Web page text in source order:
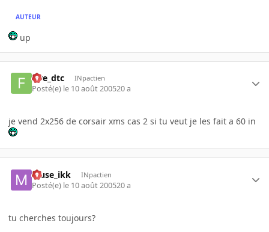
AUTEUR
up
five_dtc INpactien
Posté(e) le 10 août 200520 a
je vend 2x256 de corsair xms cas 2 si tu veut je les fait a 60 in
Muse_ikk INpactien
Posté(e) le 10 août 200520 a
tu cherches toujours?